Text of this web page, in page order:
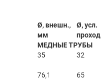
Ø, внешн.,
мм
Ø, усл.
проход
МЕДНЫЕ ТРУБЫ
35
32
76,1
65